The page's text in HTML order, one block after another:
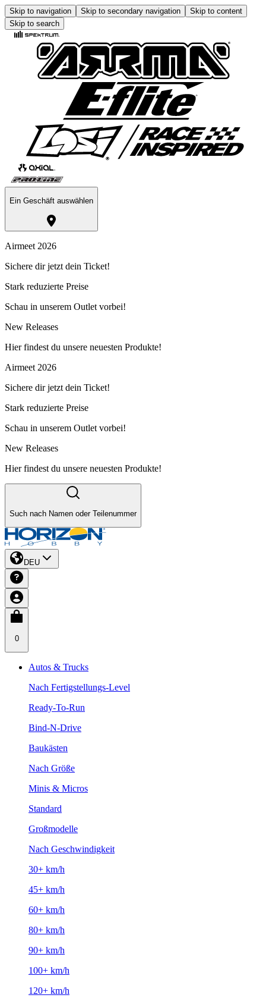
Skip to navigation Skip to secondary navigation
Skip to content
Skip to search
Ein Geschäft auswählen
Airmeet 2026
Sichere dir jetzt dein Ticket!
Stark reduzierte Preise
Schau in unserem Outlet vorbei!
New Releases
Hier findest du unsere neuesten Produkte!
Airmeet 2026
Sichere dir jetzt dein Ticket!
Stark reduzierte Preise
Schau in unserem Outlet vorbei!
New Releases
Hier findest du unsere neuesten Produkte!
Such nach Namen oder Teilenummer
DEU
0
Autos & Trucks
Nach Fertigstellungs-Level
Ready-To-Run
Bind-N-Drive
Baukästen
Nach Größe
Minis & Micros
Standard
Großmodelle
Nach Geschwindigkeit
30+ km/h
45+ km/h
60+ km/h
80+ km/h
90+ km/h
100+ km/h
120+ km/h